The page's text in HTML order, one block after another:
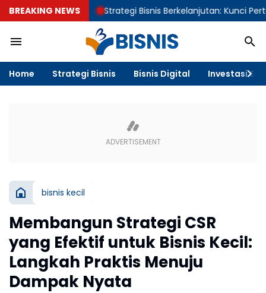
BREAKING NEWSStrategi Bisnis Berkelanjutan: Kunci
Home Strategi Bisnis Bisnis Digital Investasi &
bisnis kecil
Membangun Strategi CSR
yang Efektif untuk Bisnis Kecil:
Langkah Praktis Menuju
Dampak Nyata